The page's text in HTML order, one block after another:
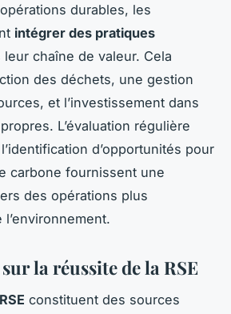
durables, les
intégrer des pratiques
leur chaîne de valeur. Cela
des déchets, une gestion
et l’investissement dans
L’évaluation régulière
d’opportunités pour
carbone fournissent une
des opérations plus
la réussite de la RSE
constituent des sources